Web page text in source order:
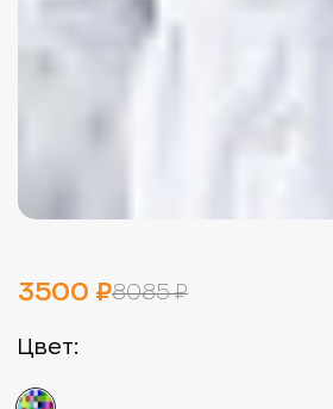
3500 ₽8085 ₽
Цвет: